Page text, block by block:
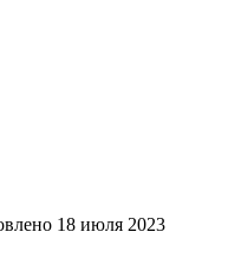
18 июля 2023